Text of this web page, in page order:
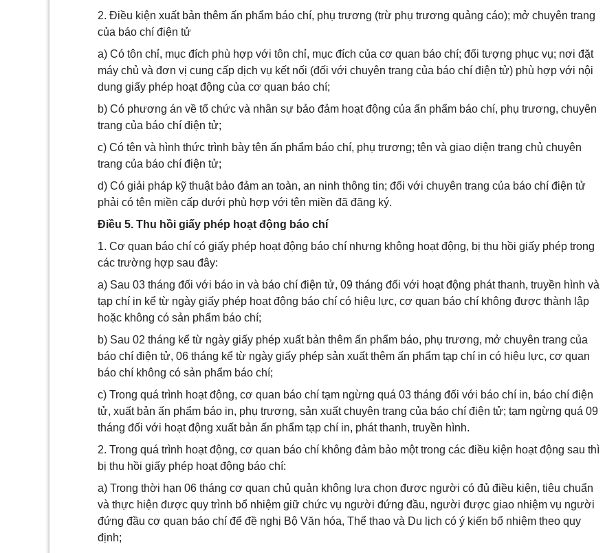
2. Điều kiện xuất bản thêm ấn phẩm báo chí, phụ trương (trừ phụ trương quảng cáo); mở chuyên trang
của báo chí điện tử
a) Có tôn chỉ, mục đích phù hợp với tôn chỉ, mục đích của cơ quan báo chí; đối tượng phục vụ; nơi đặt
máy chủ và đơn vị cung cấp dịch vụ kết nối (đối với chuyên trang của báo chí điện tử) phù hợp với nội
dung giấy phép hoạt động của cơ quan báo chí;
b) Có phương án về tổ chức và nhân sự bảo đảm hoạt động của ấn phẩm báo chí, phụ trương, chuyên
trang của báo chí điện tử;
c) Có tên và hình thức trình bày tên ấn phẩm báo chí, phụ trương; tên và giao diện trang chủ chuyên
trang của báo chí điện tử;
d) Có giải pháp kỹ thuật bảo đảm an toàn, an ninh thông tin; đối với chuyên trang của báo chí điện tử
phải có tên miền cấp dưới phù hợp với tên miền đã đăng ký.
Điều 5. Thu hồi giấy phép hoạt động báo chí
1. Cơ quan báo chí có giấy phép hoạt động báo chí nhưng không hoạt động, bị thu hồi giấy phép trong
các trường hợp sau đây:
a) Sau 03 tháng đối với báo in và báo chí điện tử, 09 tháng đối với hoạt động phát thanh, truyền hình và
tạp chí in kể từ ngày giấy phép hoạt động báo chí có hiệu lực, cơ quan báo chí không được thành lập
hoặc không có sản phẩm báo chí;
b) Sau 02 tháng kể từ ngày giấy phép xuất bản thêm ấn phẩm báo, phụ trương, mở chuyên trang của
báo chí điện tử, 06 tháng kể từ ngày giấy phép sản xuất thêm ấn phẩm tạp chí in có hiệu lực, cơ quan
báo chí không có sản phẩm báo chí;
c) Trong quá trình hoạt động, cơ quan báo chí tạm ngừng quá 03 tháng đối với báo chí in, báo chí điện
tử, xuất bản ấn phẩm báo in, phụ trương, sản xuất chuyên trang của báo chí điện tử; tạm ngừng quá 09
tháng đối với hoạt động xuất bản ấn phẩm tạp chí in, phát thanh, truyền hình.
2. Trong quá trình hoạt động, cơ quan báo chí không đảm bảo một trong các điều kiện hoạt động sau thì
bị thu hồi giấy phép hoạt động báo chí:
a) Trong thời hạn 06 tháng cơ quan chủ quản không lựa chọn được người có đủ điều kiện, tiêu chuẩn
và thực hiện được quy trình bổ nhiệm giữ chức vụ người đứng đầu, người được giao nhiệm vụ người
đứng đầu cơ quan báo chí để đề nghị Bộ Văn hóa, Thể thao và Du lịch có ý kiến bổ nhiệm theo quy
định;